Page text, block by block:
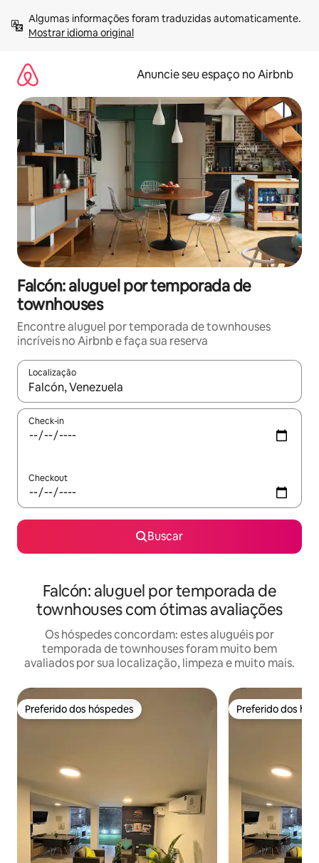
para
Mostrar idioma original
Anuncie seu espaço no Airbnb
Falcón: aluguel por temporada de
townhouses
Encontre aluguel por temporada de townhouses
incríveis no Airbnb e faça sua reserva
Localização
Quando os resultados estiverem disponíveis, explore-os
Check-in
Checkout
Buscar
Falcón: aluguel por temporada de
townhouses com ótimas avaliações
Os hóspedes concordam: estes aluguéis por
temporada de townhouses foram muito bem
avaliados por sua localização, limpeza e muito mais.
Preferido dos hóspedes
Preferido dos hóspedes Preferido dos
Preferido dos